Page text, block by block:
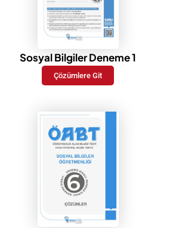
Sosyal Bilgiler Deneme 1
Çözümlere Git